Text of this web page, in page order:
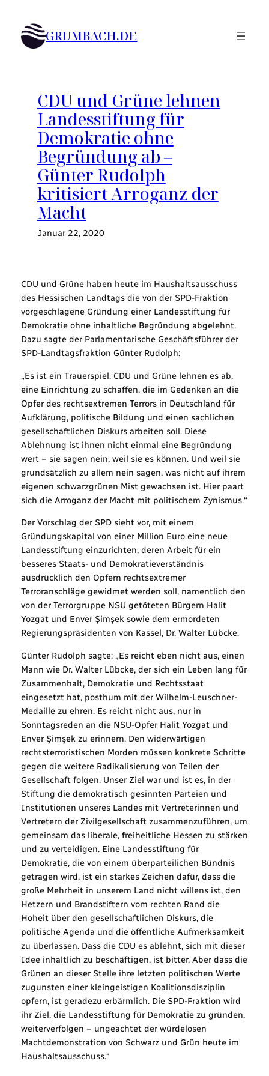
Inhalt
springen GRUMBACH.DE
CDU und Grüne lehnen
Landesstiftung für
Demokratie ohne
Begründung ab –
Günter Rudolph
kritisiert Arroganz der
Macht
Januar 22, 2020
CDU und Grüne haben heute im Haushaltsausschuss
des Hessischen Landtags die von der SPD-Fraktion
vorgeschlagene Gründung einer Landesstiftung für
Demokratie ohne inhaltliche Begründung abgelehnt.
Dazu sagte der Parlamentarische Geschäftsführer der
SPD-Landtagsfraktion Günter Rudolph:
„Es ist ein Trauerspiel. CDU und Grüne lehnen es ab,
eine Einrichtung zu schaffen, die im Gedenken an die
Opfer des rechtsextremen Terrors in Deutschland für
Aufklärung, politische Bildung und einen sachlichen
gesellschaftlichen Diskurs arbeiten soll. Diese
Ablehnung ist ihnen nicht einmal eine Begründung
wert – sie sagen nein, weil sie es können. Und weil sie
grundsätzlich zu allem nein sagen, was nicht auf ihrem
eigenen schwarzgrünen Mist gewachsen ist. Hier paart
sich die Arroganz der Macht mit politischem Zynismus.“
Der Vorschlag der SPD sieht vor, mit einem
Gründungskapital von einer Million Euro eine neue
Landesstiftung einzurichten, deren Arbeit für ein
besseres Staats- und Demokratieverständnis
ausdrücklich den Opfern rechtsextremer
Terroranschläge gewidmet werden soll, namentlich den
von der Terrorgruppe NSU getöteten Bürgern Halit
Yozgat und Enver Şimşek sowie dem ermordeten
Regierungspräsidenten von Kassel, Dr. Walter Lübcke.
Günter Rudolph sagte: „Es reicht eben nicht aus, einen
Mann wie Dr. Walter Lübcke, der sich ein Leben lang für
Zusammenhalt, Demokratie und Rechtsstaat
eingesetzt hat, posthum mit der Wilhelm-Leuschner-
Medaille zu ehren. Es reicht nicht aus, nur in
Sonntagsreden an die NSU-Opfer Halit Yozgat und
Enver Şimşek zu erinnern. Den widerwärtigen
rechtsterroristischen Morden müssen konkrete Schritte
gegen die weitere Radikalisierung von Teilen der
Gesellschaft folgen. Unser Ziel war und ist es, in der
Stiftung die demokratisch gesinnten Parteien und
Institutionen unseres Landes mit Vertreterinnen und
Vertretern der Zivilgesellschaft zusammenzuführen, um
gemeinsam das liberale, freiheitliche Hessen zu stärken
und zu verteidigen. Eine Landesstiftung für
Demokratie, die von einem überparteilichen Bündnis
getragen wird, ist ein starkes Zeichen dafür, dass die
große Mehrheit in unserem Land nicht willens ist, den
Hetzern und Brandstiftern vom rechten Rand die
Hoheit über den gesellschaftlichen Diskurs, die
politische Agenda und die öffentliche Aufmerksamkeit
zu überlassen. Dass die CDU es ablehnt, sich mit dieser
Idee inhaltlich zu beschäftigen, ist bitter. Aber dass die
Grünen an dieser Stelle ihre letzten politischen Werte
zugunsten einer kleingeistigen Koalitionsdisziplin
opfern, ist geradezu erbärmlich. Die SPD-Fraktion wird
ihr Ziel, die Landesstiftung für Demokratie zu gründen,
weiterverfolgen – ungeachtet der würdelosen
Machtdemonstration von Schwarz und Grün heute im
Haushaltsausschuss.“